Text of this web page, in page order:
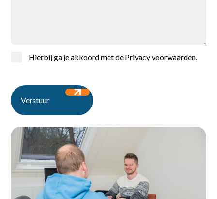
Ontdek de vacatures
Hierbij ga je akkoord met de Privacy voorwaarden.
Verstuur